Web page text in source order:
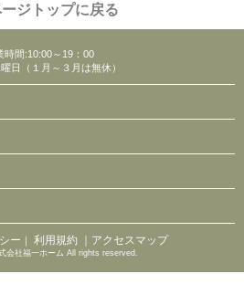
ジトップに戻る
時間:10:00～19：00
日（１月～３月は無休）
ー ｜ 利用規約 ｜アクセスマップ
会社福一ホーム All rights reserved.